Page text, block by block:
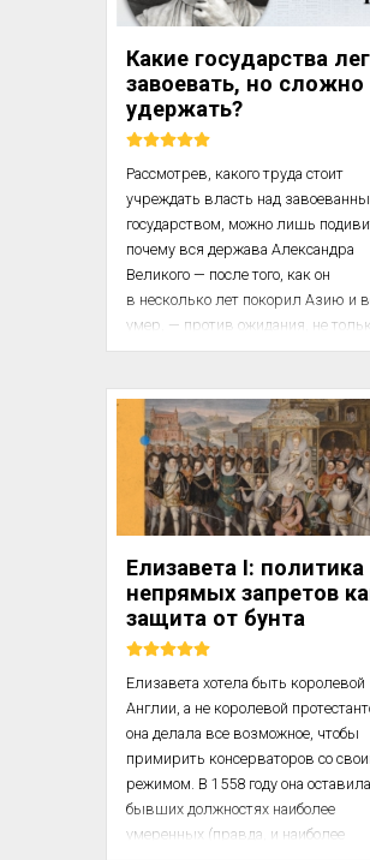
эволюции; художественный отдел
отдельным вопросам — роль
монастырей в экономической мощи
духовенства, значение ч...
Какие государства
завоевать, но сложно
удержать?
Рассмотрев, какого труда стоит
учреждать власть над
государством, можно лишь
почему вся держава Александра
Великого — после того, как он
в несколько лет покорил Азию и
умер, — против ожидания, не
распалась, но мирно перешла к его
не знали других забот, кроме тех,
навлекли на себя собственным
честолюбием.
В объяснение этого надо сказать,
единовластно управляемые
людей, разделяются на те, где
правит в окружении слуг, котор...
Елизавета I: политика
непрямых запретов
защита от бунта
Елизавета хотела быть королевой
Англии, а не королевой
она делала все возможное, чтобы
примирить консерваторов со
режимом. В 1558 году она
бывших должностях наиболее
умеренных (правда, и наиболее